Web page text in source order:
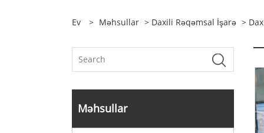
Ev > Məhsullar > Daxili Rəqəmsal İşarə >
Məhsullar